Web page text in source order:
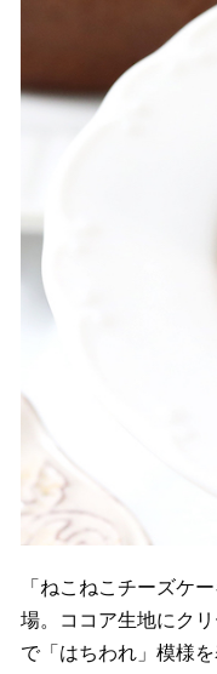
「ねこねこチーズケ
場。ココア生地にク
で「はちわれ」模様を